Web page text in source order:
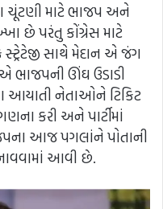
ચૂંટણી માટે ભાજપ અને
છે પરંતુ કોંગ્રેસ માટે
સાથે મેદાન એ જંગ
ભાજપની ઊંઘ ઉડાડી
આયાતી નેતાઓને ટિકિટ
કરી અને પાર્ટીમાં
આજ પગલાંને પોતાની
આવી છે.